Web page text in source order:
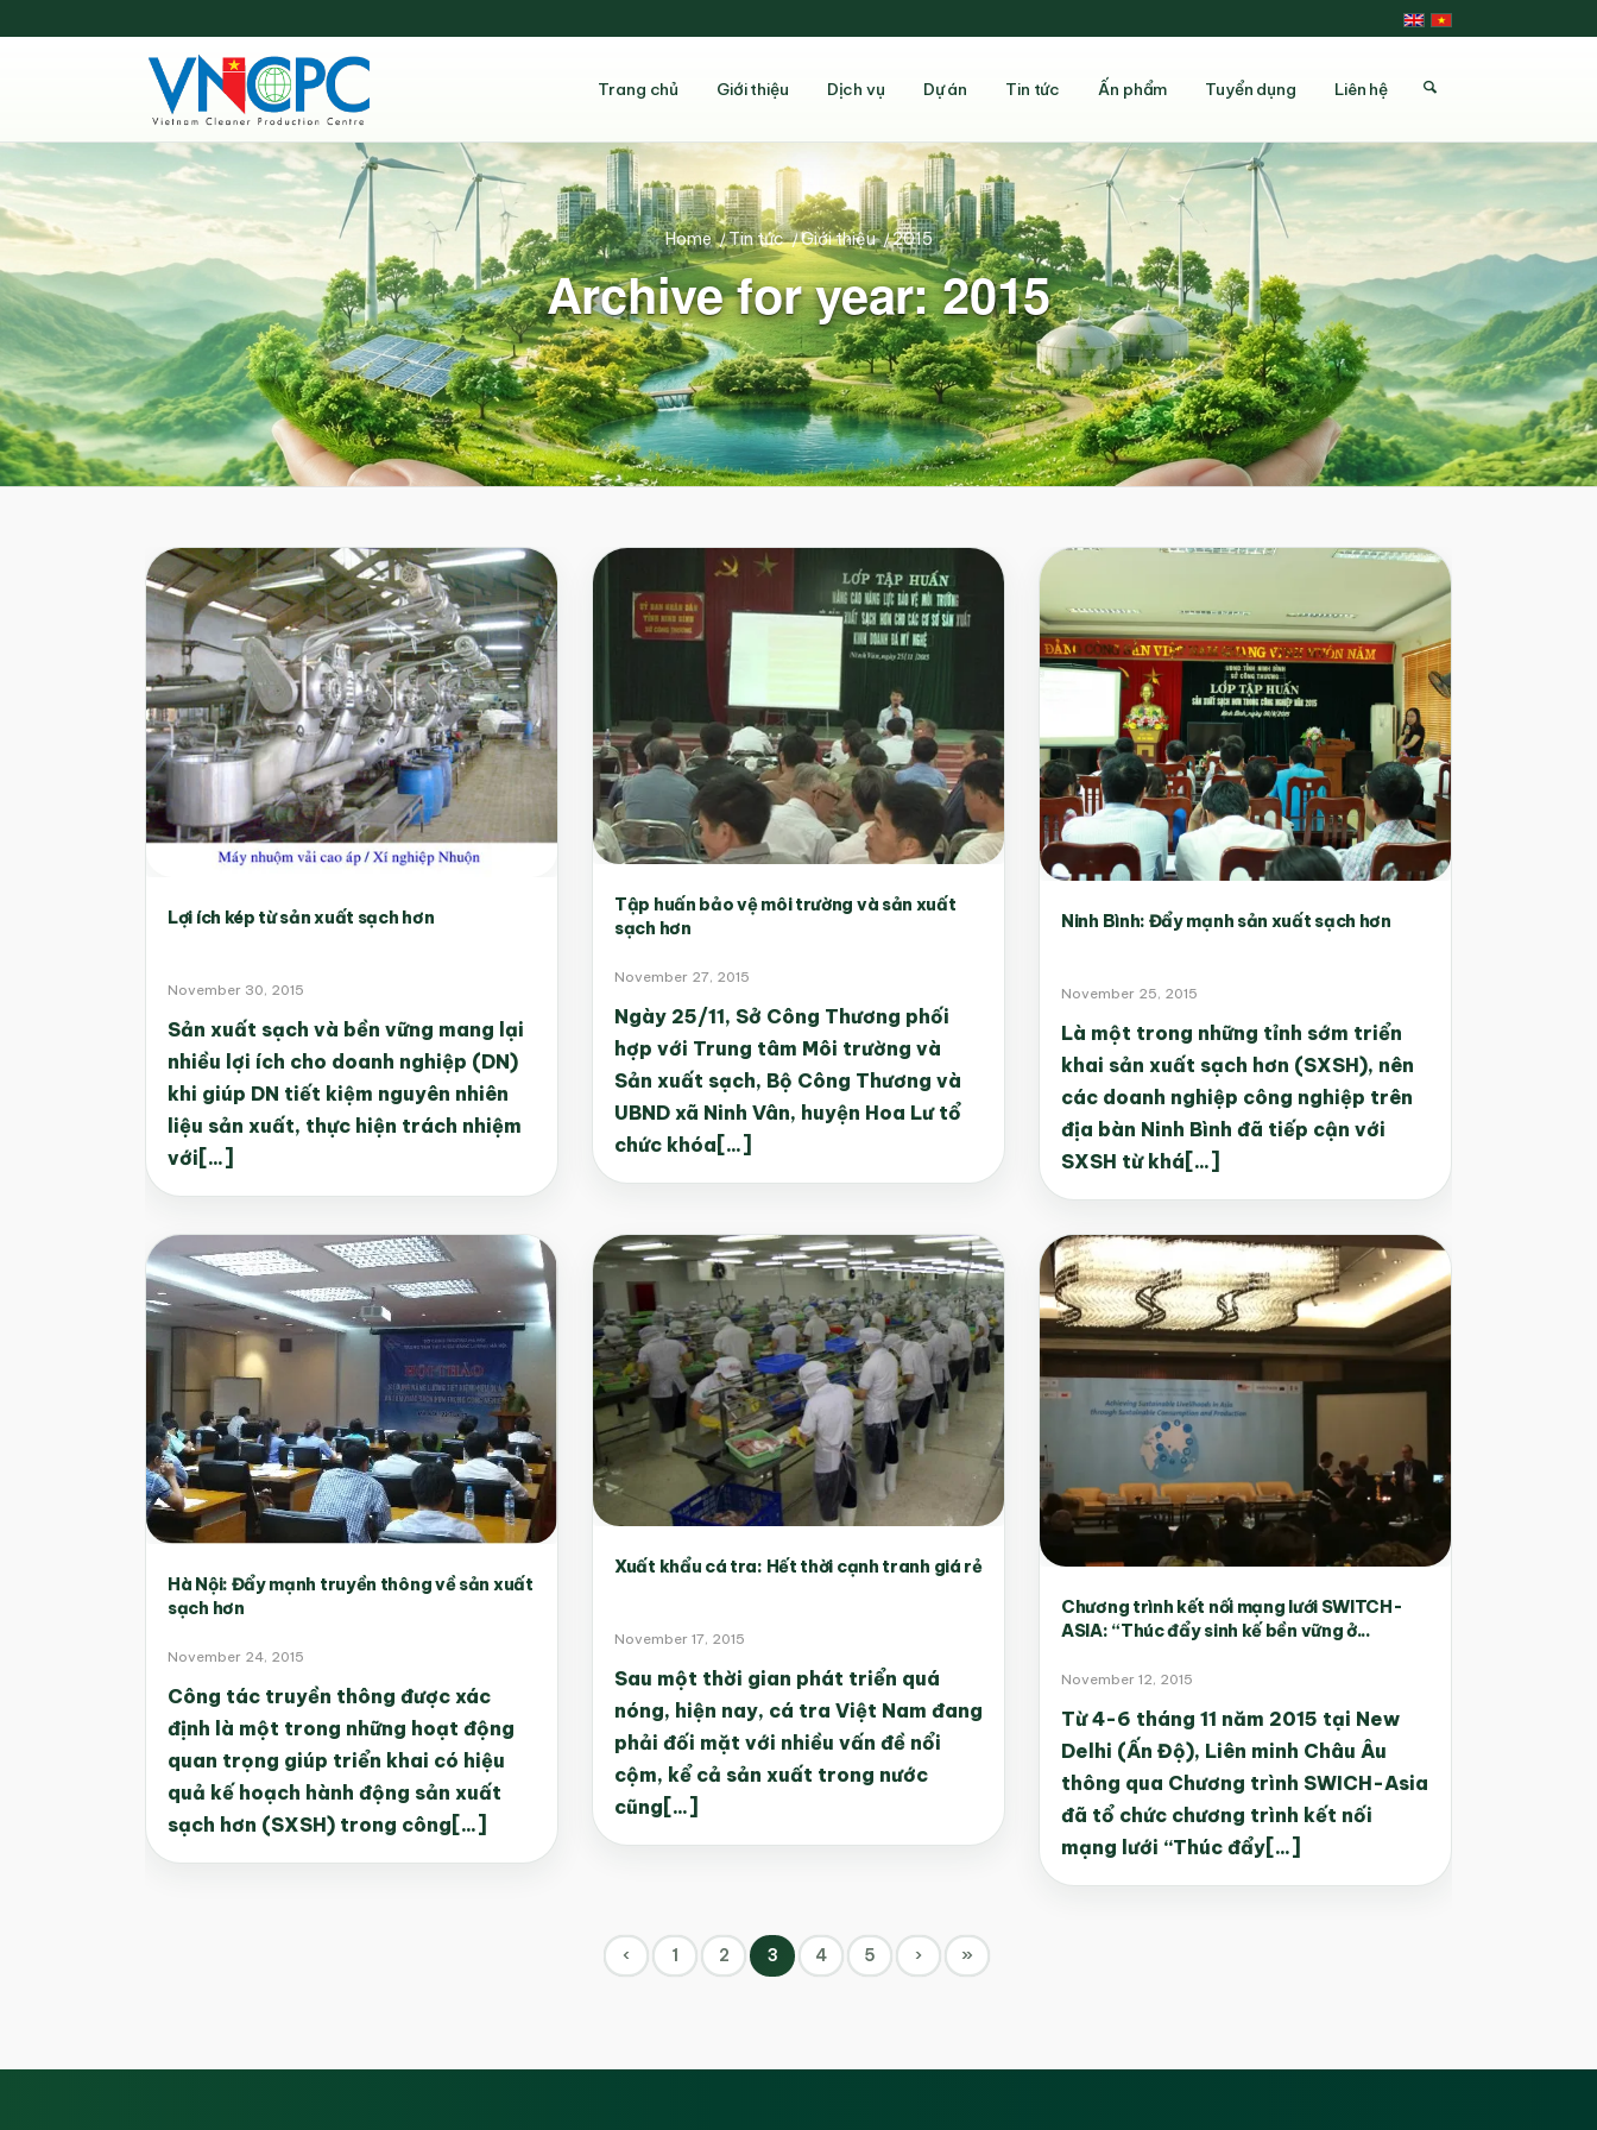
Trang chủ Giới thiệu Dịch vụ Dự án Tin tức Ấn phẩm Tuyển dụng Liên hệ
Archive for year: 2015
Home /Tin tức /Giới thiệu /2015
Lợi ích kép từ sản xuất sạch hơn
November 30, 2015
Sản xuất sạch và bền vững mang lại
nhiều lợi ích cho doanh nghiệp (DN)
khi giúp DN tiết kiệm nguyên nhiên
liệu sản xuất, thực hiện trách nhiệm
với[...]
Tập huấn bảo vệ môi trường và sản xuất
sạch hơn
November 27, 2015
Ngày 25/11, Sở Công Thương phối
hợp với Trung tâm Môi trường và
Sản xuất sạch, Bộ Công Thương và
UBND xã Ninh Vân, huyện Hoa Lư tổ
chức khóa[...]
Ninh Bình: Đẩy mạnh sản xuất sạch hơn
November 25, 2015
Là một trong những tỉnh sớm triển
khai sản xuất sạch hơn (SXSH), nên
các doanh nghiệp công nghiệp trên
địa bàn Ninh Bình đã tiếp cận với
SXSH từ khá[...]
Hà Nội: Đẩy mạnh truyền thông về sản xuất
sạch hơn
November 24, 2015
Công tác truyền thông được xác
định là một trong những hoạt động
quan trọng giúp triển khai có hiệu
quả kế hoạch hành động sản xuất
sạch hơn (SXSH) trong công[...]
Xuất khẩu cá tra: Hết thời cạnh tranh giá rẻ
November 17, 2015
Sau một thời gian phát triển quá
nóng, hiện nay, cá tra Việt Nam đang
phải đối mặt với nhiều vấn đề nổi
cộm, kể cả sản xuất trong nước
cũng[...]
Chương trình kết nối mạng lưới SWITCH-
ASIA: “Thúc đẩy sinh kế bền vững ở...
November 12, 2015
Từ 4-6 tháng 11 năm 2015 tại New
Delhi (Ấn Độ), Liên minh Châu Âu
thông qua Chương trình SWICH-Asia
đã tổ chức chương trình kết nối
mạng lưới “Thúc đẩy[...]
‹ 1 2 3 4 5 › »